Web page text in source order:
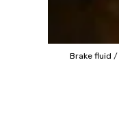
Brake fluid /